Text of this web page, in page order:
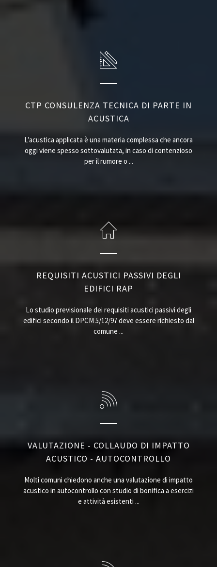
CTP CONSULENZA TECNICA DI PARTE IN
ACUSTICA
L’acustica applicata è una materia complessa che ancora
oggi viene spesso sottovalutata, in caso di contenzioso
per il rumore o ...
REQUISITI ACUSTICI PASSIVI DEGLI
EDIFICI RAP
Lo studio previsionale dei requisiti acustici passivi degli
edifici secondo il DPCM 5/12/97 deve essere richiesto dal
comune ...
VALUTAZIONE - COLLAUDO DI IMPATTO
ACUSTICO - AUTOCONTROLLO
Molti comuni chiedono anche una valutazione di impatto
acustico in autocontrollo con studio di bonifica a esercizi
e attività esistenti ...